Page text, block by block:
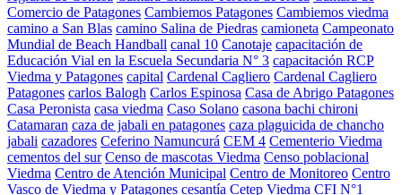
Comercio de Patagones Cambiemos Patagones Cambiemos viedma
camino a San Blas camino Salina de Piedras camioneta Campeonato
Mundial de Beach Handball canal 10 Canotaje capacitación de
Educación Vial en la Escuela Secundaria N° 3 capacitación RCP
Viedma y Patagones capital Cardenal Cagliero Cardenal Cagliero
Patagones carlos Balogh Carlos Espinosa Casa de Abrigo Patagones
Casa Peronista casa viedma Caso Solano casona bachi chironi
Catamaran caza de jabali en patagones caza plaguicida de chancho
jabali cazadores Ceferino Namuncurá CEM 4 Cementerio Viedma
cementos del sur Censo de mascotas Viedma Censo poblacional
Viedma Centro de Atención Municipal Centro de Monitoreo Centro
Vasco de Viedma y Patagones cesantía Cetep Viedma CFI N°1